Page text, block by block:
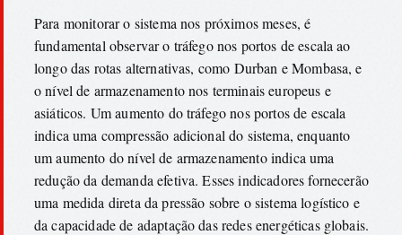
Para monitorar o sistema nos próximos meses, é
fundamental observar o tráfego nos portos de escala ao
longo das rotas alternativas, como Durban e Mombasa, e
o nível de armazenamento nos terminais europeus e
asiáticos. Um aumento do tráfego nos portos de escala
indica uma compressão adicional do sistema, enquanto
um aumento do nível de armazenamento indica uma
redução da demanda efetiva. Esses indicadores fornecerão
uma medida direta da pressão sobre o sistema logístico e
da capacidade de adaptação das redes energéticas globais.